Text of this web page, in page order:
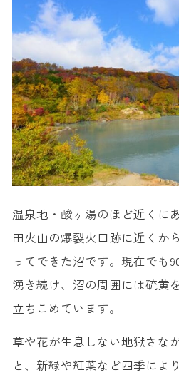
温泉地・酸ヶ湯のほど近くに
田火山の爆裂火口跡に近くか
ってできた沼です。現在でも
湧き続け、沼の周囲には硫黄
立ちこめています。
草や花が生息しない地獄さな
と、新緑や紅葉など四季によ